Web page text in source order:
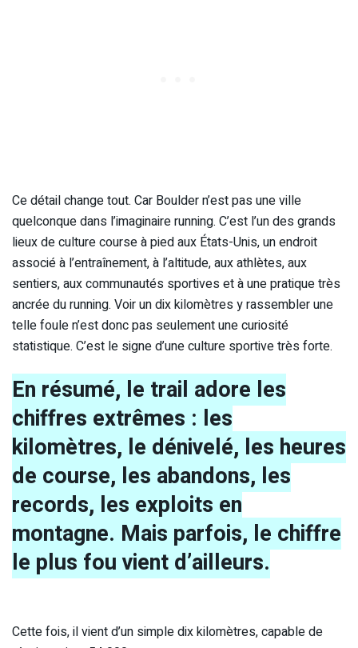
Ce détail change tout. Car Boulder n’est pas une ville
quelconque dans l’imaginaire running. C’est l’un des grands
lieux de culture course à pied aux États-Unis, un endroit
associé à l’entraînement, à l’altitude, aux athlètes, aux
sentiers, aux communautés sportives et à une pratique très
ancrée du running. Voir un dix kilomètres y rassembler une
telle foule n’est donc pas seulement une curiosité
statistique. C’est le signe d’une culture sportive très forte.
En résumé, le trail adore les
chiffres extrêmes : les
kilomètres, le dénivelé, les heures
de course, les abandons, les
records, les exploits en
montagne. Mais parfois, le chiffre
le plus fou vient d’ailleurs.
Cette fois, il vient d’un simple dix kilomètres, capable de